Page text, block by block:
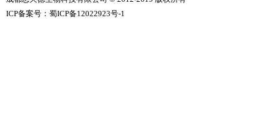
ICP备案号：蜀ICP备12022923号-1